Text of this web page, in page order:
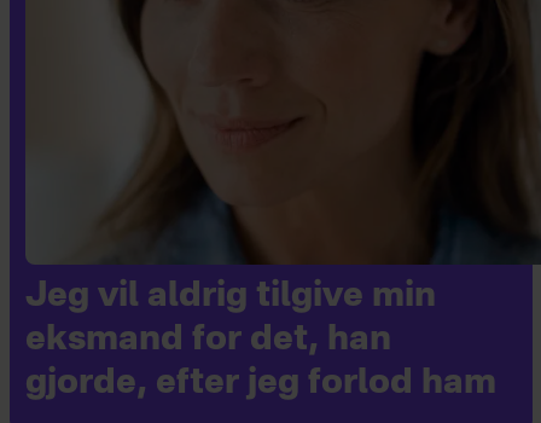
Jeg vil aldrig tilgive min
eksmand for det, han
gjorde, efter jeg forlod ham